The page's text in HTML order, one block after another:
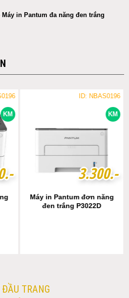
in Pantum đa năng đen trắng
KM
.-
.-
KM
ID: NBAS0196
3.300.-
3.300.-
Máy in Pantum đơn năng
đen trắng P3022D
ĐẦU TRANG